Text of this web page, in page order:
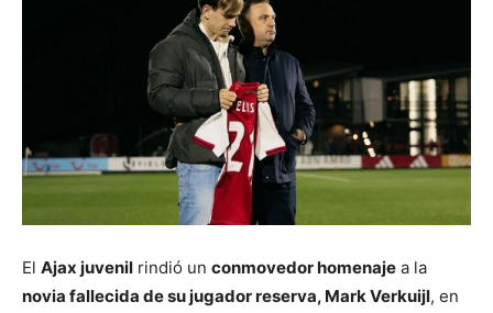
El Ajax juvenil rindió un conmovedor homenaje a la
novia fallecida de su jugador reserva, Mark Verkuijl, en